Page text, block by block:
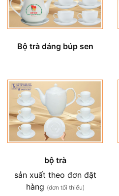
Bộ trà dáng búp sen
bộ trà
sản xuất theo đơn đặt
hàng (đơn tối thiểu)